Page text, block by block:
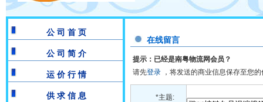
公 司 首 页
公 司 简 介
运 价 行 情
供 求 信 息
在线留言
提示：已经是南粤物流网会员？
请先登录 ，将发送的商业信息保存至您
*主题: